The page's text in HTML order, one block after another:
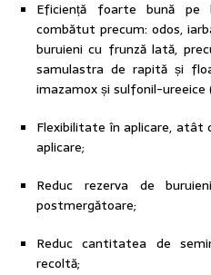
Eficiență foarte bună pe
combătut precum: odos,
buruieni cu frunză lată,
samulastra de rapită și
imazamox și sulfonil-ureeice
Flexibilitate în aplicare, atât
aplicare;
Reduc rezerva de
postmergătoare;
Reduc cantitatea de
recoltă;